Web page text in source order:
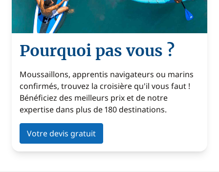
Pourquoi pas vous ?
Moussaillons, apprentis navigateurs ou marins
confirmés, trouvez la croisière qu'il vous faut !
Bénéficiez des meilleurs prix et de notre
expertise dans plus de 180 destinations.
Votre devis gratuit